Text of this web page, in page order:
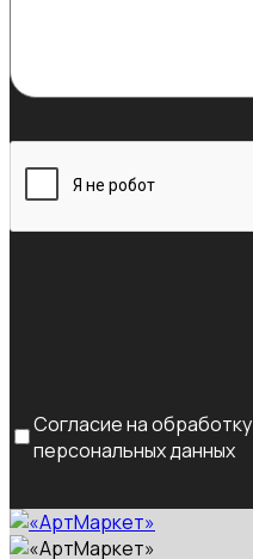
Согласие на обработку
персональных данных